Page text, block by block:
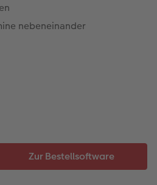
nebeneinander